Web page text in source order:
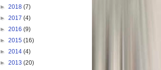
► 2018 (7)
► 2017 (4)
► 2016 (9)
► 2015 (16)
► 2014 (4)
► 2013 (20)